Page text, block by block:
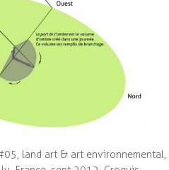
land art & art environnemental,